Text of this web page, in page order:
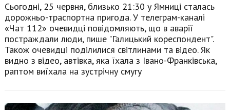
Сьогодні, 25 червня, близько 21:30 у Ямниці сталась
дорожньо-траспортна пригода. У телеграм-каналі
«Чат 112» очевидці повідомляють, що в аварії
постраждали люди, пише "Галицький кореспондент".
Також очевидці поділилися світлинами та відео. Як
видно з відео, автівка, яка їхала з Івано-Франківська,
раптом виїхала на зустрічну смугу